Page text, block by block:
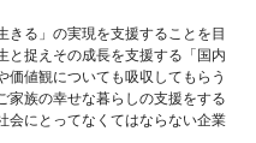
きる」の実現を支援することを目
と捉えその成長を支援する「国内
価値観についても吸収してもらう
家族の幸せな暮らしの支援をする
会にとってなくてはならない企業